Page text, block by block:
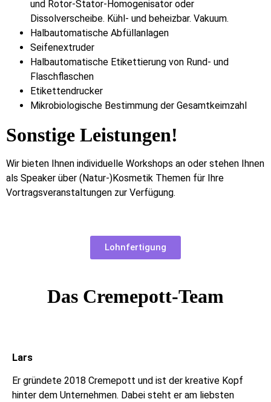
und Rotor‐Stator‐Homogenisator oder
Dissolverscheibe. Kühl- und beheizbar. Vakuum.
Halbautomatische Abfüllanlagen
Seifenextruder
Halbautomatische Etikettierung von Rund- und
Flaschflaschen
Etikettendrucker
Mikrobiologische Bestimmung der Gesamtkeimzahl
Sonstige Leistungen!
Wir bieten Ihnen individuelle Workshops an oder stehen Ihnen
als Speaker über (Natur-)Kosmetik Themen für Ihre
Vortragsveranstaltungen zur Verfügung.
Lohnfertigung
Das Cremepott-Team
Lars
Er gründete 2018 Cremepott und ist der kreative Kopf
hinter dem Unternehmen. Dabei steht er am liebsten